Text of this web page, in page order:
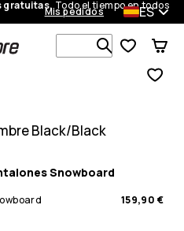
gratuitas.Todo el tiempo en todos
Mis pedidos ES
Busca en
Black/Black
Snowboard
159,90 €